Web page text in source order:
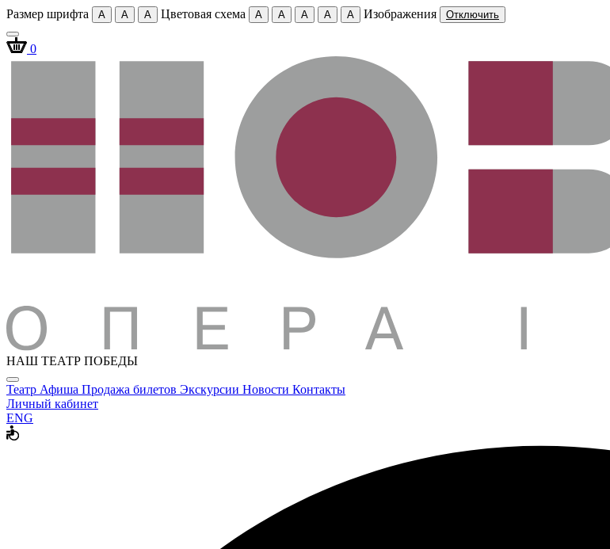
Размер шрифта A A A Цветовая схема A A A A A Изображения Отключить
0
НАШ ТЕАТР ПОБЕДЫ
Театр Афиша Продажа билетов Экскурсии Новости Контакты
Личный кабинет
ENG